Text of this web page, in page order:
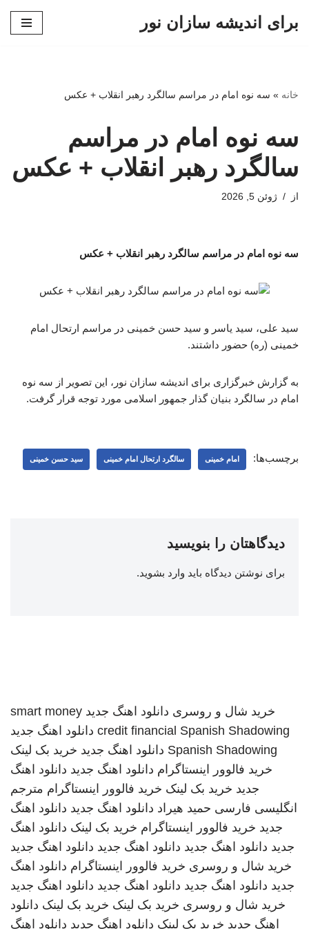
برای اندیشه سازان نور
خانه » سه نوه امام در مراسم سالگرد رهبر انقلاب + عکس
سه نوه امام در مراسم
سالگرد رهبر انقلاب + عکس
از ژوئن 5, 2026
سه نوه امام در مراسم سالگرد رهبر انقلاب + عکس
سید علی، سید یاسر و سید حسن خمینی در مراسم ارتحال امام
خمینی (ره) حضور داشتند.
به گزارش خبرگزاری برای اندیشه سازان نور، این تصویر از سه نوه
امام در سالگرد بنیان گذار جمهور اسلامی مورد توجه قرار گرفت.
برچسب‌ها: امام خمینی سالگرد ارتحال امام خمینی سید حسن خمینی
دیدگاهتان را بنویسید
برای نوشتن دیدگاه باید وارد بشوید.
خرید شال و روسری دانلود اهنگ جدید smart money
credit financial Spanish Shadowing
دانلود اهنگ جدید
Spanish Shadowing دانلود اهنگ جدید خرید بک لینک
خرید فالوور اینستاگرام دانلود اهنگ جدید دانلود اهنگ
جدید خرید بک لینک خرید فالوور اینستاگرام مترجم
انگلیسی فارسی حمید هیراد دانلود اهنگ جدید دانلود اهنگ
جدید خرید فالوور اینستاگرام خرید بک لینک دانلود اهنگ
جدید دانلود اهنگ جدید دانلود اهنگ جدید دانلود اهنگ جدید
خرید شال و روسری خرید فالوور اینستاگرام دانلود اهنگ
جدید دانلود اهنگ جدید دانلود اهنگ جدید دانلود اهنگ جدید
خرید شال و روسری خرید بک لینک خرید بک لینک دانلود
اهنگ جدید خرید بک لینک دانلود اهنگ جدید دانلود اهنگ